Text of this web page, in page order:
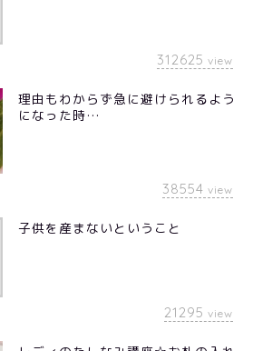
312625 view
理由もわからず急に避けられるよう
になった時…
38554 view
子供を産まないということ
21295 view